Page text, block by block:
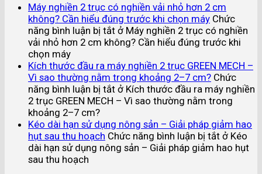
Máy nghiền 2 trục có nghiền vải nhỏ hơn 2 cm
không? Cần hiểu đúng trước khi chọn máy Chức
năng bình luận bị tắt ở Máy nghiền 2 trục có nghiền
vải nhỏ hơn 2 cm không? Cần hiểu đúng trước khi
chọn máy
Kích thước đầu ra máy nghiền 2 trục GREEN MECH –
Vì sao thường nằm trong khoảng 2–7 cm? Chức
năng bình luận bị tắt ở Kích thước đầu ra máy nghiền
2 trục GREEN MECH – Vì sao thường nằm trong
khoảng 2–7 cm?
Kéo dài hạn sử dụng nông sản – Giải pháp giảm hao
hụt sau thu hoạch Chức năng bình luận bị tắt ở Kéo
dài hạn sử dụng nông sản – Giải pháp giảm hao hụt
sau thu hoạch